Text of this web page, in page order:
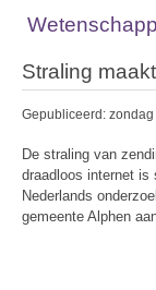
Straling
Gepubliceerd:
De straling van
draadloos internet is
Nederlands
gemeente Alphen